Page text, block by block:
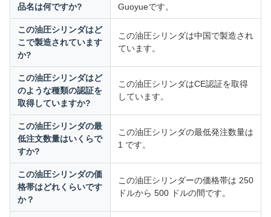
品名は何ですか?
Guoyueです。
この油圧シリンダはど
こで製造されています
か?
この油圧シリンダは中国で製造され
ています。
この油圧シリンダはど
のような種類の認証を
取得していますか?
この油圧シリンダはCE認証を取得
しています。
この油圧シリンダの最
低注文数量はいくらで
すか?
この油圧シリンダの最低発注数量は
1 です。
この油圧シリンダの価
格帯はどれくらいです
か？
この油圧シリンダーの価格帯は 250
ドルから 500 ドルの間です。